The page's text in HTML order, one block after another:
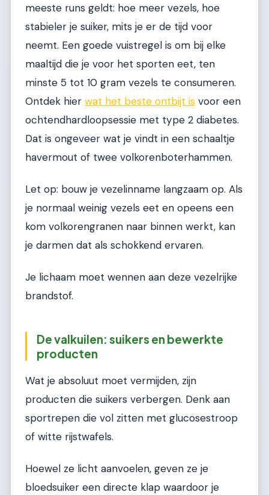
meeste runs geldt: hoe meer vezels, hoe
stabieler je suiker, mits je er de tijd voor
neemt. Een goede vuistregel is om bij elke
maaltijd die je voor het sporten eet, ten
minste 5 tot 10 gram vezels te consumeren.
Ontdek hier wat het beste ontbijt is voor een
ochtendhardloopsessie met type 2 diabetes.
Dat is ongeveer wat je vindt in een schaaltje
havermout of twee volkorenboterhammen.
Let op: bouw je vezelinname langzaam op. Als
je normaal weinig vezels eet en opeens een
kom volkorengranen naar binnen werkt, kan
je darmen dat als schokkend ervaren.
Je lichaam moet wennen aan deze vezelrijke
brandstof.
De valkuilen: suikers en bewerkte
producten
Wat je absoluut moet vermijden, zijn
producten die suikers verbergen. Denk aan
sportrepen die vol zitten met glucosestroop
of witte rijstwafels.
Hoewel ze licht aanvoelen, geven ze je
bloedsuiker een directe klap waardoor je